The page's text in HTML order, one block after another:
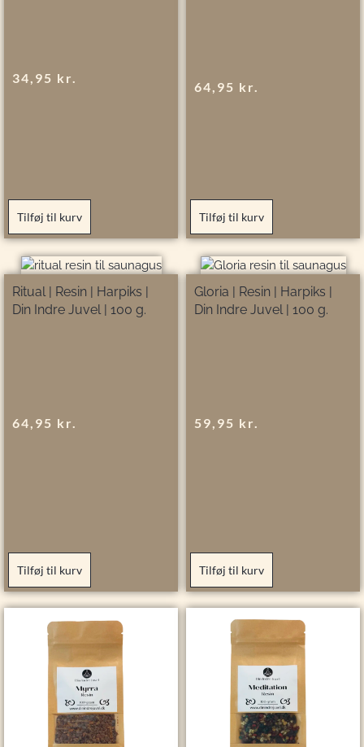
34,95 kr.
Tilføj til kurv
64,95 kr.
Tilføj til kurv
Ritual | Resin | Harpiks |
Din Indre Juvel | 100 g.
64,95 kr.
Tilføj til kurv
Gloria | Resin | Harpiks |
Din Indre Juvel | 100 g.
59,95 kr.
Tilføj til kurv